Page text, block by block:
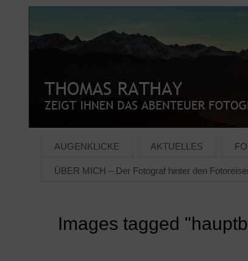
AUGENKLICKE AKTUELLES
ÜBER MICH – Der Fotograf hinter den
Images tagged